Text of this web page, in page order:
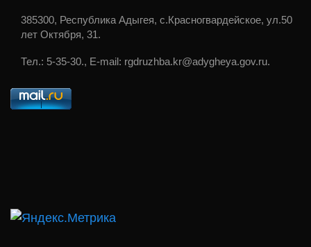
385300, Республика Адыгея, с.Красногвардейское, ул.50
лет Октября, 31.
Тел.: 5-35-30., E-mail: rgdruzhba.kr@adygheya.gov.ru.